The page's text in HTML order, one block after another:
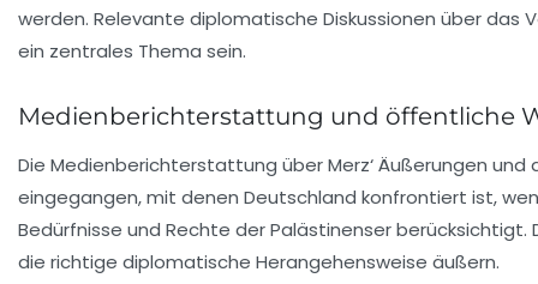
werden. Relevante diplomatische Diskussionen über das
ein zentrales Thema sein.
Medienberichterstattung und öffentliche
Die Medienberichterstattung über Merz‘ Äußerungen
eingegangen, mit denen Deutschland konfrontiert ist,
Bedürfnisse und Rechte der Palästinenser
die richtige diplomatische Herangehensweise äußern.